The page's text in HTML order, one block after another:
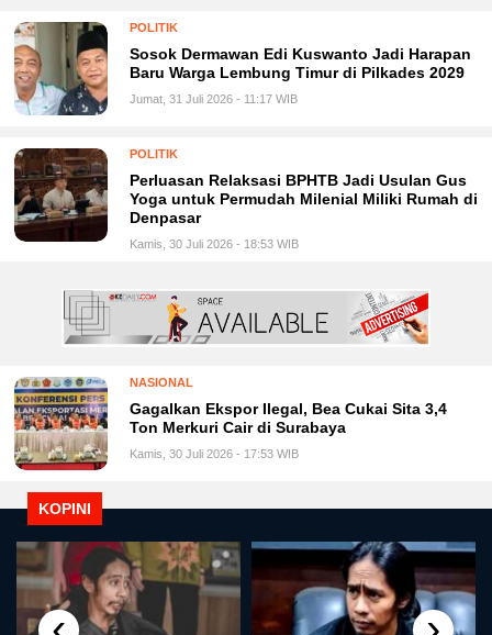
POLITIK
Sosok Dermawan Edi Kuswanto Jadi Harapan
Baru Warga Lembung Timur di Pilkades 2029
Jumat, 31 Juli 2026 - 11:17 WIB
POLITIK
Perluasan Relaksasi BPHTB Jadi Usulan Gus
Yoga untuk Permudah Milenial Miliki Rumah di
Denpasar
Kamis, 30 Juli 2026 - 18:53 WIB
NASIONAL
Gagalkan Ekspor Ilegal, Bea Cukai Sita 3,4
Ton Merkuri Cair di Surabaya
Kamis, 30 Juli 2026 - 17:53 WIB
KOPINI